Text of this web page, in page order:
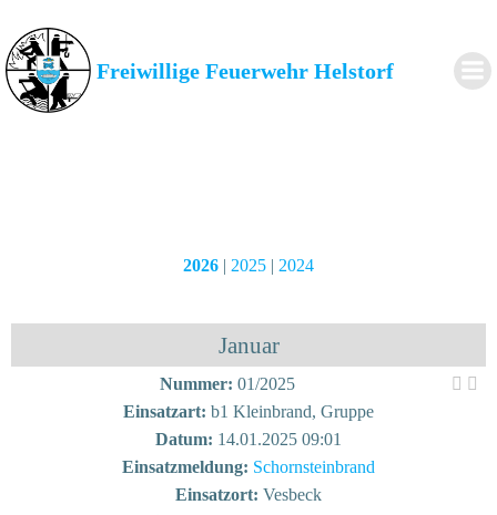
springen
Freiwillige Feuerwehr Helstorf
2026 | 2025 | 2024
Januar
Nummer: 01/2025
Einsatzart: b1 Kleinbrand, Gruppe
Datum: 14.01.2025 09:01
Einsatzmeldung: Schornsteinbrand
Einsatzort: Vesbeck